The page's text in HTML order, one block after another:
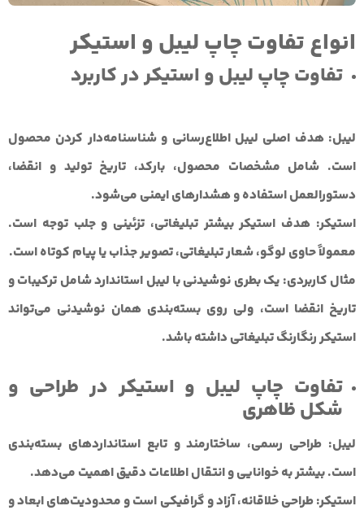
انواع تفاوت چاپ لیبل و استیکر
تفاوت چاپ لیبل و استیکر در کاربرد
لیبل:هدف اصلی لیبل اطلاع‌رسانی و شناسنامه‌دار کردن محصول
است. شامل مشخصات محصول، بارکد، تاریخ تولید و انقضا،
دستورالعمل استفاده و هشدارهای ایمنی می‌شود.
استیکر: هدف استیکر بیشتر تبلیغاتی، تزئینی و جلب توجه است.
معمولاً حاوی لوگو، شعار تبلیغاتی، تصویر جذاب یا پیام کوتاه است.
مثال کاربردی: یک بطری نوشیدنی با لیبل استاندارد شامل ترکیبات و
تاریخ انقضا است، ولی روی بسته‌بندی همان نوشیدنی می‌تواند
استیکر رنگارنگ تبلیغاتی داشته باشد.
تفاوت چاپ لیبل و استیکر در طراحی و
شکل ظاهری
لیبل: طراحی رسمی، ساختارمند و تابع استانداردهای بسته‌بندی
است. بیشتر به خوانایی و انتقال اطلاعات دقیق اهمیت می‌دهد.
استیکر:طراحی خلاقانه، آزاد و گرافیکی است و محدودیت‌های ابعاد و